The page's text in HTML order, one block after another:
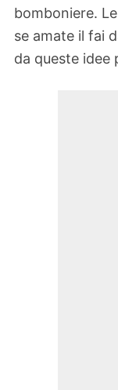
bomboniere.
se amate il fai
da queste idee